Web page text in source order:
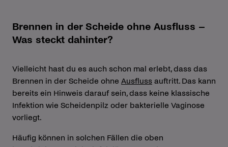
Brennen in der Scheide ohne Ausfluss –
Was steckt dahinter?
Vielleicht hast du es auch schon mal erlebt, dass das
Brennen in der Scheide ohne Ausfluss auftritt. Das kann
bereits ein Hinweis darauf sein, dass keine klassische
Infektion wie Scheidenpilz oder bakterielle Vaginose
vorliegt.
Häufig können in solchen Fällen die oben